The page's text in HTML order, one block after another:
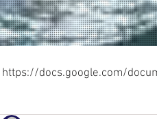
https://docs.google.com/